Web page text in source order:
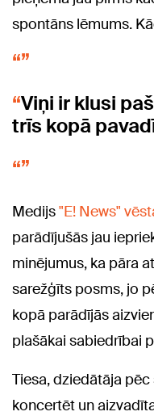
spontāns lēmums.
Viņi ir klusi
trīs kopā
Medijs"E! News"
parādījušās jau
minējumus, ka pāra
sarežģīts posms, jo
kopā parādījās
plašākai sabiedrībai
Tiesa, dziedātāja
koncertēt un